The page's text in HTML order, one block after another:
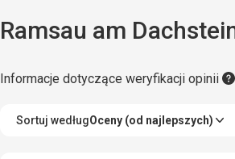
Informacje dotyczące weryfikacji opinii
Sortuj wedługOceny (od najlepszych)